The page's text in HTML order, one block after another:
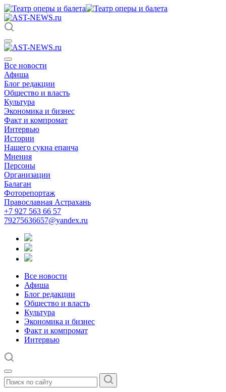
Все новости
Афиша
Блог редакции
Общество и власть
Культура
Экономика и бизнес
Факт и компромат
Интервью
Истории
Нашего сукна епанча
Мнения
Персоны
Организации
Балаган
Фоторепортаж
Православная Астрахань
+7 927 563 66 57
79275636657@yandex.ru
Все новости
Афиша
Блог редакции
Общество и власть
Культура
Экономика и бизнес
Факт и компромат
Интервью